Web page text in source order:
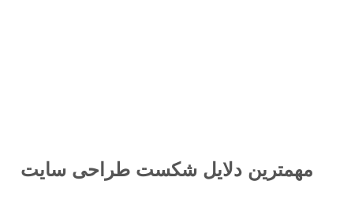
مهمترین دلایل شکست طراحی سایت